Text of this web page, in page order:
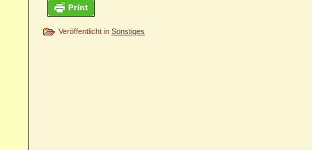
Veröffentlicht in Sonstiges